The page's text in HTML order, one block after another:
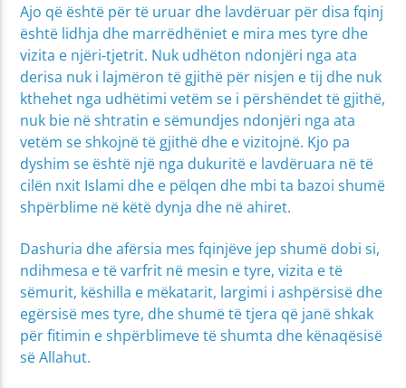
Ajo që është për të uruar dhe lavdëruar për disa fqinj
është lidhja dhe marrëdhëniet e mira mes tyre dhe
vizita e njëri-tjetrit. Nuk udhëton ndonjëri nga ata
derisa nuk i lajmëron të gjithë për nisjen e tij dhe nuk
kthehet nga udhëtimi vetëm se i përshëndet të gjithë,
nuk bie në shtratin e sëmundjes ndonjëri nga ata
vetëm se shkojnë të gjithë dhe e vizitojnë. Kjo pa
dyshim se është një nga dukuritë e lavdëruara në të
cilën nxit Islami dhe e pëlqen dhe mbi ta bazoi shumë
shpërblime në këtë dynja dhe në ahiret.
Dashuria dhe afërsia mes fqinjëve jep shumë dobi si,
ndihmesa e të varfrit në mesin e tyre, vizita e të
sëmurit, këshilla e mëkatarit, largimi i ashpërsisë dhe
egërsisë mes tyre, dhe shumë të tjera që janë shkak
për fitimin e shpërblimeve të shumta dhe kënaqësisë
së Allahut.